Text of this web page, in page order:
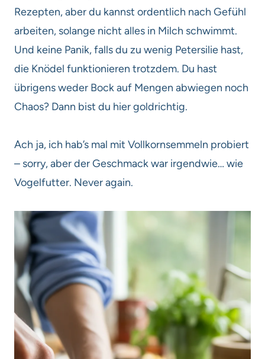
Rezepten, aber du kannst ordentlich nach Gefühl
arbeiten, solange nicht alles in Milch schwimmt.
Und keine Panik, falls du zu wenig Petersilie hast,
die Knödel funktionieren trotzdem. Du hast
übrigens weder Bock auf Mengen abwiegen noch
Chaos? Dann bist du hier goldrichtig.
Ach ja, ich hab’s mal mit Vollkornsemmeln probiert
– sorry, aber der Geschmack war irgendwie… wie
Vogelfutter. Never again.